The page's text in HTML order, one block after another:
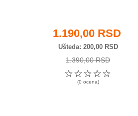
1.190,00 RSD
Ušteda 200,00 RSD
1.390,00 RSD
☆
☆
☆
☆
☆
(0 ocena)